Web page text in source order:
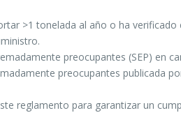
>1 tonelada al año o ha verificado
preocupantes (SEP) en
preocupantes publicada
reglamento para garantizar un